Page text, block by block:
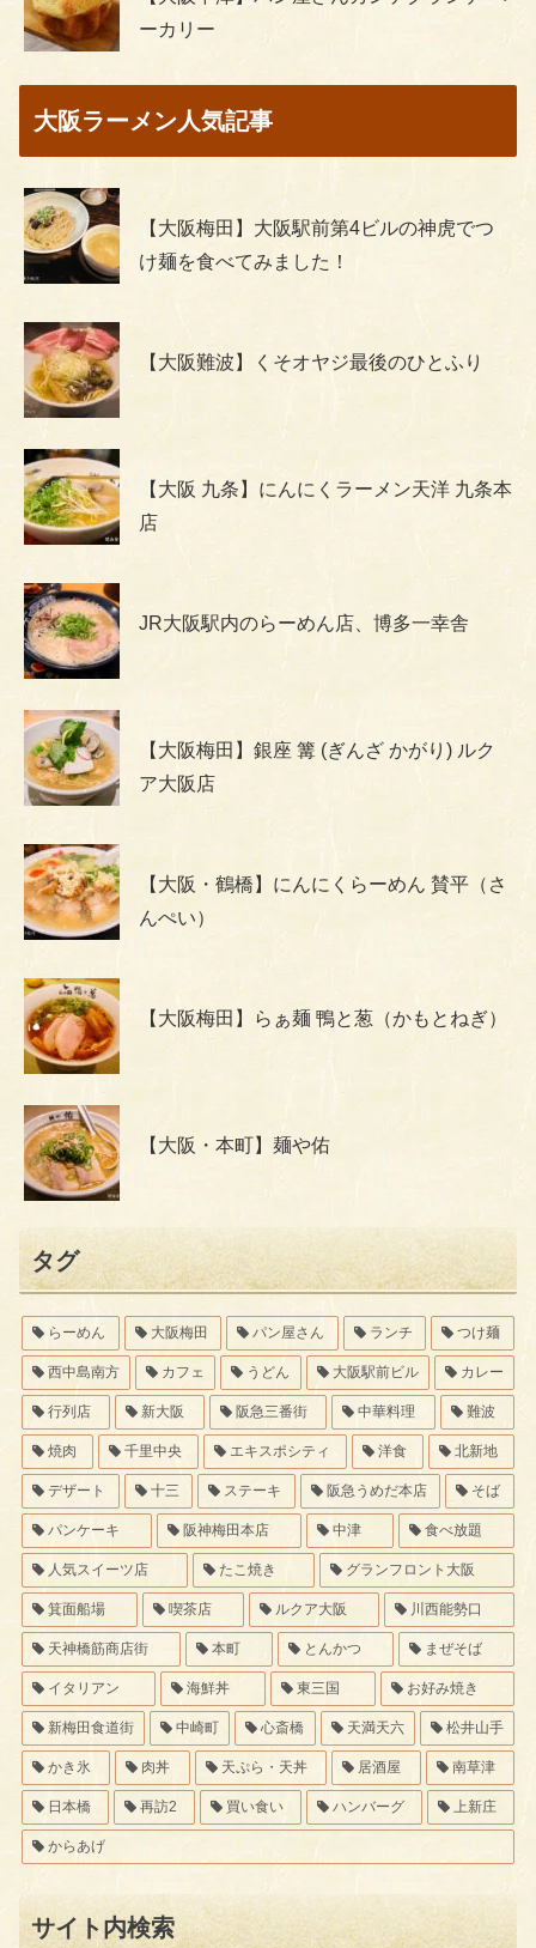
ーカリー
大阪ラーメン人気記事
【大阪梅田】大阪駅前第4ビルの神虎でつ
け麺を食べてみました！
【大阪難波】くそオヤジ最後のひとふり
【大阪 九条】にんにくラーメン天洋 九条本
店
JR大阪駅内のらーめん店、博多一幸舎
【大阪梅田】銀座 篝 (ぎんざ かがり) ルク
ア大阪店
【大阪・鶴橋】にんにくらーめん 賛平（さ
んぺい）
【大阪梅田】らぁ麺 鴨と葱（かもとねぎ）
【大阪・本町】麺や佑
タグ
らーめん 大阪梅田 パン屋さん ランチ つけ麺
西中島南方 カフェ うどん 大阪駅前ビル カレー
行列店 新大阪 阪急三番街 中華料理 難波
焼肉 千里中央 エキスポシティ 洋食 北新地
デザート 十三 ステーキ 阪急うめだ本店 そば
パンケーキ 阪神梅田本店 中津 食べ放題
人気スイーツ店 たこ焼き グランフロント大阪
箕面船場 喫茶店 ルクア大阪 川西能勢口
天神橋筋商店街 本町 とんかつ まぜそば
イタリアン 海鮮丼 東三国 お好み焼き
新梅田食道街 中崎町 心斎橋 天満天六 松井山手
かき氷 肉丼 天ぷら・天丼 居酒屋 南草津
日本橋 再訪2 買い食い ハンバーグ 上新庄
からあげ
サイト内検索